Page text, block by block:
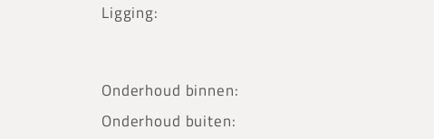
Ligging:
Onderhoud binnen:
Onderhoud buiten: